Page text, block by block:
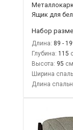
Ящик для
Набор
Длина: 89 -
Глубина: 115
Высота: 95
Ширина
Длина